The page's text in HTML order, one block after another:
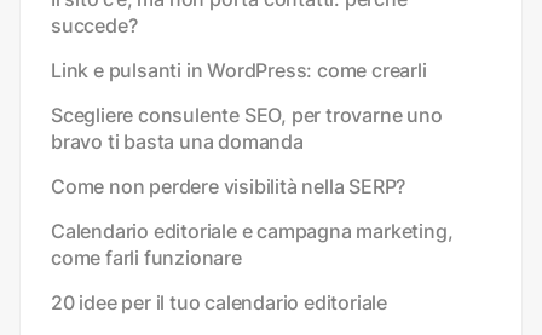
succede?
Link e pulsanti in WordPress: come crearli
Scegliere consulente SEO, per trovarne uno
bravo ti basta una domanda
Come non perdere visibilità nella SERP?
Calendario editoriale e campagna marketing,
come farli funzionare
20 idee per il tuo calendario editoriale